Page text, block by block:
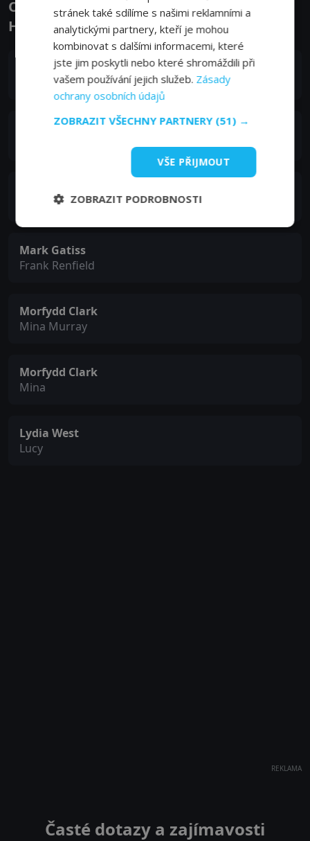
Obsazení filmu nebo pořadu Dracula -
Herci a tvůrci
Claes Bang
Dracula
John Heffernan
Sister Agatha van Helsing
Mark Gatiss
Frank Renfield
Morfydd Clark
Mina Murray
Morfydd Clark
Mina
Lydia West
Lucy
REKLAMA
Časté dotazy a zajímavosti
stránek také sdílíme s našimi reklamními a
analytickými partnery, kteří je mohou
kombinovat s dalšími informacemi, které
jste jim poskytli nebo které shromáždili při
vašem používání jejich služeb. Zásady
ochrany osobních údajů
ZOBRAZIT VŠECHNY PARTNERY (51) →
VŠE PŘIJMOUT
ZOBRAZIT PODROBNOSTI